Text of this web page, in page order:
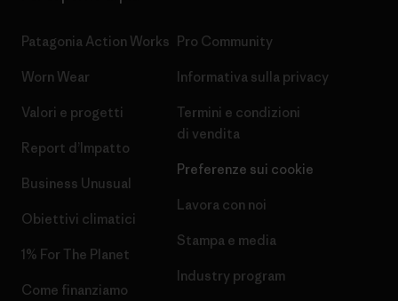
Patagonia Action Works
Worn Wear
Valori e progetti
Report d’Impatto
Business Unusual
Obiettivi climatici
1% For The Planet
Come finanziamo
Pro Community
Informativa sulla privacy
Termini e condizioni
di vendita
Preferenze sui cookie
Lavora con noi
Stampa e media
Industry program